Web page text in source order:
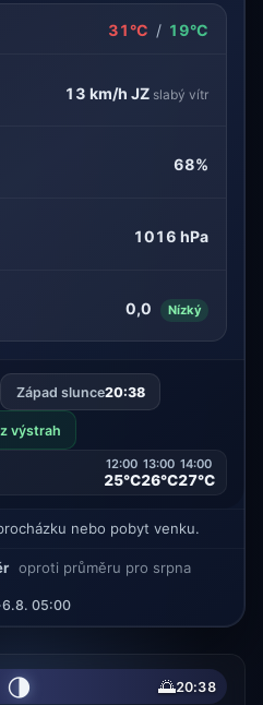
31°C / 19°C
13 km/h JZ slabý vítr
68%
1016 hPa
0,0 Nízký
Západ slunce20:38
výstrah
12:00
25°C
13:00
26°C
14:00
27°C
nebo pobyt venku.
oproti průměru pro srpna
6.8. 05:00
🌗 🌅20:38